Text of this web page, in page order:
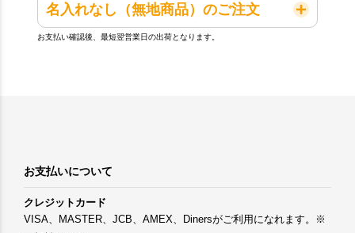
名入れなし（無地商品）のご注文
お支払い確認後、最短翌営業日の出荷となります。
お支払いについて
クレジットカード
VISA、MASTER、JCB、AMEX、Dinersがご利用になれます。※